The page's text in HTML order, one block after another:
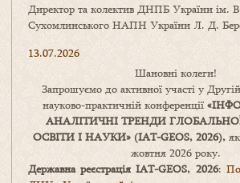
Директор та колектив ДНПБ України ім.
Сухомлинського НАПН України Л. Д.
13.07.2026
Шановні колеги!
Запрошуємо до активної участі у
науково-практичній конференції «
АНАЛІТИЧНІ ТРЕНДИ
ОСВІТИ І НАУКИ» (IAT-GEOS, 2026),
жовтня 2026 року.
Державна реєстрація IAT-GEOS, 2026: